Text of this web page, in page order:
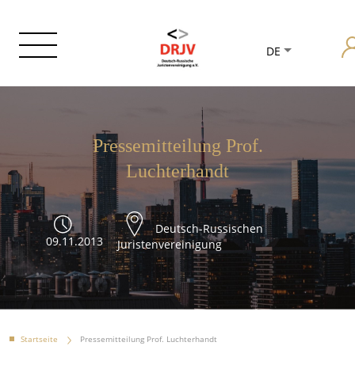
DE
Pressemitteilung Prof.
Luchterhandt
09.11.2013
Deutsch-Russischen
Juristenvereinigung
Startseite Pressemitteilung Prof. Luchterhandt